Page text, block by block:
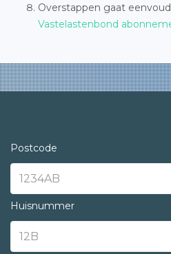
Overstappen gaat
Vastelastenbond
Postcode
Huisnummer